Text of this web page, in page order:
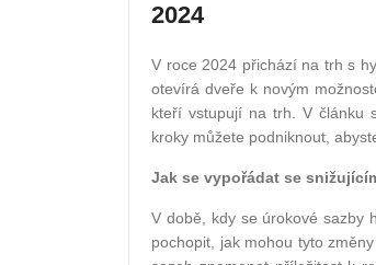
2024
V roce 2024 přichází na trh s
otevírá dveře k novým
kteří vstupují na trh. V článku
kroky můžete podniknout,
Jak se vypořádat se
V době, kdy se úrokové sazby
pochopit, jak mohou tyto